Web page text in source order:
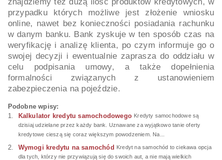
przypadku których możliwe jest złożenie wniosku
online, nawet bez konieczności posiadania rachunku
w danym banku. Bank zyskuje w ten sposób czas na
weryfikację i analizę klienta, po czym informuje go o
swojej decyzji i ewentualnie zaprasza do oddziału w
celu podpisania umowy, a także dopełnienia
formalności związanych z ustanowieniem
zabezpieczenia na pojeździe.
Podobne wpisy:
Kalkulator kredytu samochodowego Kredyty samochodowe są
dzisiaj udzielane przez każdy bank. Uznawane za wyjątkowo tanie oferty
kredytowe cieszą się coraz większym powodzeniem. Na...
Wymogi kredytu na samochód Kredyt na samochód to ciekawa opcja
dla tych, którzy nie przywiązują się do swoich aut, a nie mają wielkich